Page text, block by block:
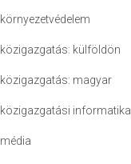
környezetvédelem
közigazgatás: külföldön
közigazgatás: magyar
közigazgatási informatika
média